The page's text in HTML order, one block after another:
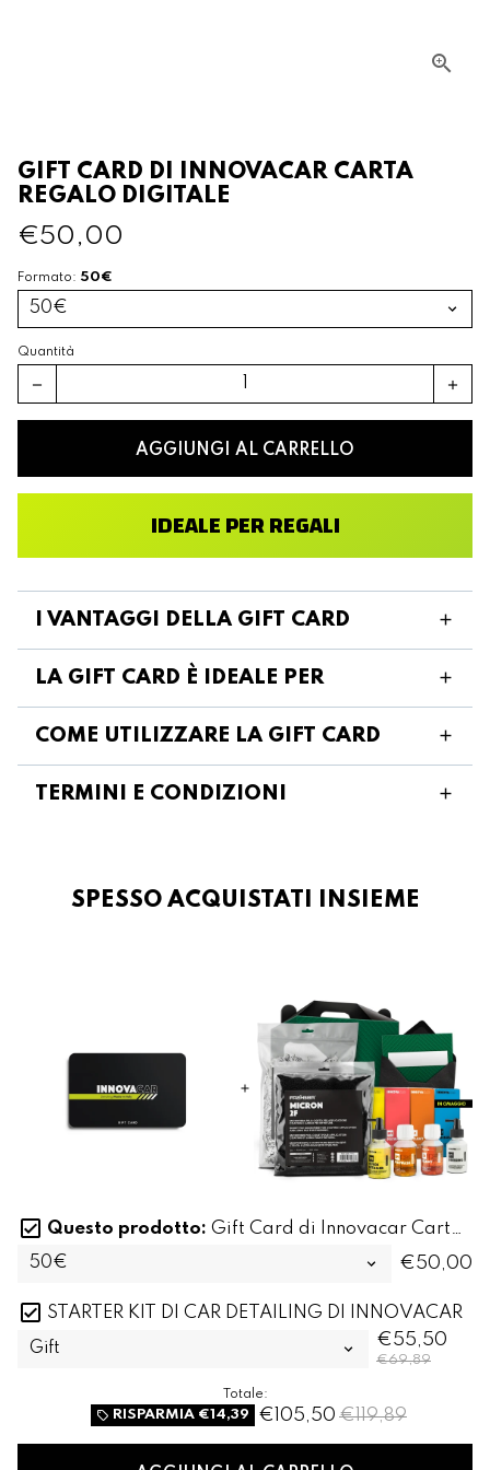
GIFT CARD DI INNOVACAR CARTA
REGALO DIGITALE
€50,00
Formato: 50€
Quantità
remove add
AGGIUNGI AL CARRELLO
IDEALE PER REGALI
I VANTAGGI DELLA GIFT CARD
LA GIFT CARD È IDEALE PER
COME UTILIZZARE LA GIFT CARD
TERMINI E CONDIZIONI
SPESSO ACQUISTATI INSIEME
Totale:
€105,50 €119,89
local_offer RISPARMIA €14,39
Questo prodotto: Gift Card di Innovacar Carta Regalo Digitale
€50,00
STARTER KIT DI CAR DETAILING DI INNOVACAR
€55,50
€69,89